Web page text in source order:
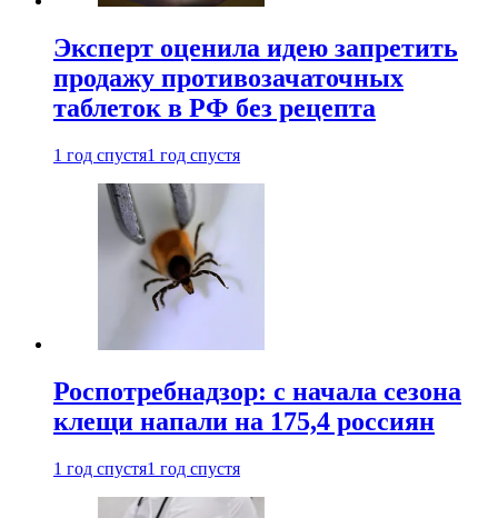
Эксперт оценила идею запретить
продажу противозачаточных
таблеток в РФ без рецепта
1 год спустя1 год спустя
Роспотребнадзор: с начала сезона
клещи напали на 175,4 россиян
1 год спустя1 год спустя